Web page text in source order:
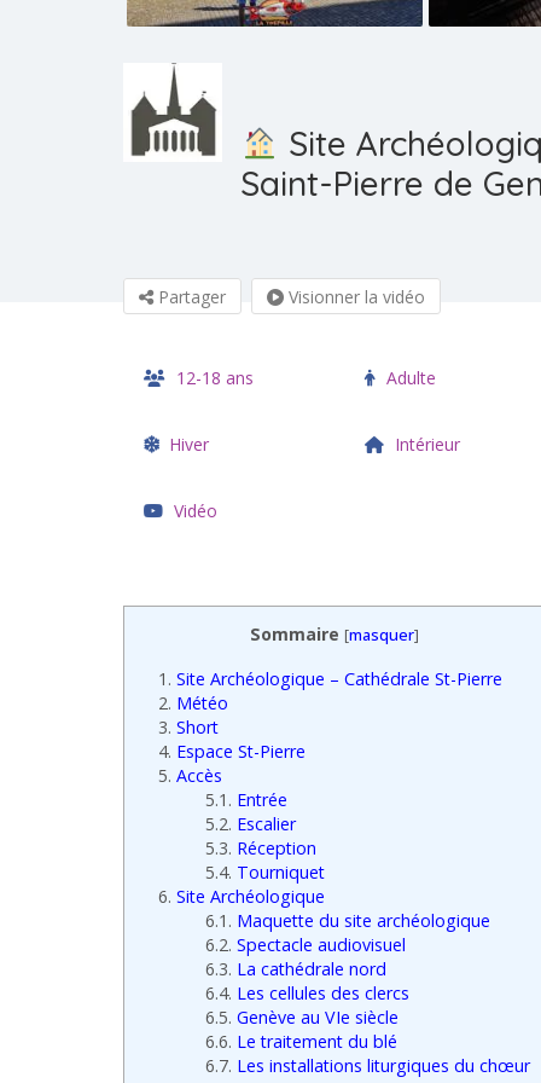
Site
Saint-Pierre de
Partager Visionner la vidéo
12-18 ans Adulte
Hiver Intérieur
Vidéo
Sommaire [masquer]
1. Site Archéologique – Cathédrale St-Pierre
2. Météo
3. Short
4. Espace St-Pierre
5. Accès
5.1. Entrée
5.2. Escalier
5.3. Réception
5.4. Tourniquet
6. Site Archéologique
6.1. Maquette du site archéologique
6.2. Spectacle audiovisuel
6.3. La cathédrale nord
6.4. Les cellules des clercs
6.5. Genève au VIe siècle
6.6. Le traitement du blé
6.7. Les installations liturgiques du chœur